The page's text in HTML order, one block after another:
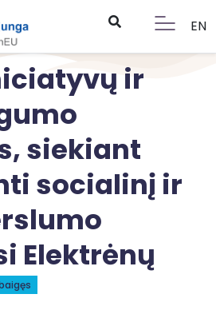
EN
ir
siekiant
socialinį ir
Elektrėnų